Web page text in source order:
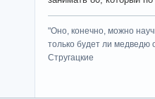
"Оно, конечно, можно
только будет ли медведю
Стругацкие